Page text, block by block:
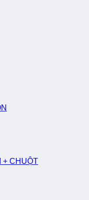
+ CHUỘT